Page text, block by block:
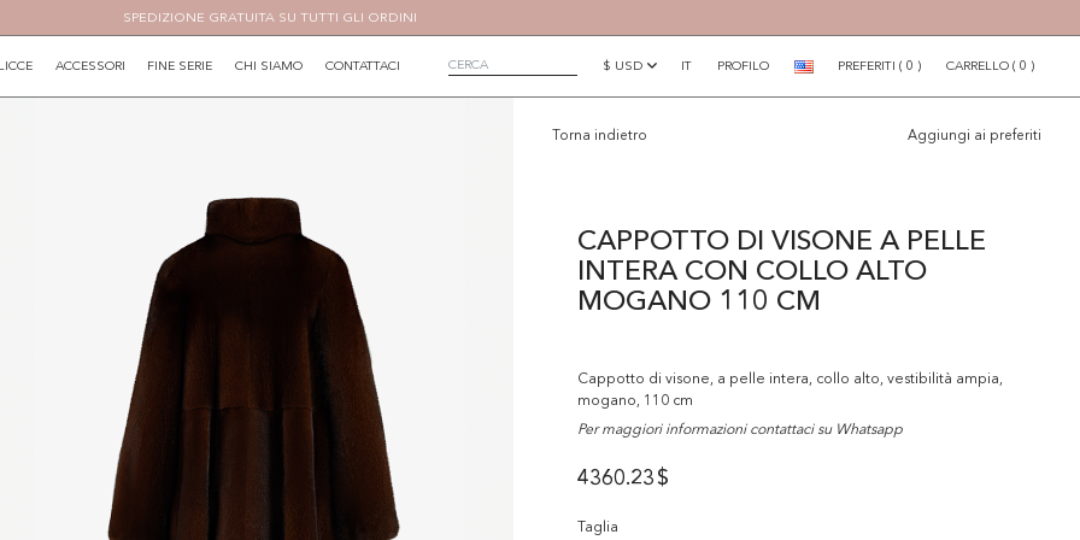
SPEDIZIONE GRATUITA SU TUTTI GLI ORDINI
ACCESSORI FINE SERIE CHI SIAMO CONTATTACI $ USD IT PROFILO PREFERITI (0 ) CARRELLO (0 )
Torna indietro Aggiungi ai preferiti
CAPPOTTO DI VISONE A PELLE
INTERA CON COLLO ALTO
MOGANO 110 CM
Cappotto di visone, a pelle intera, collo alto, vestibilità ampia,
mogano, 110 cm
Per maggiori informazioni contattaci su Whatsapp
4360.23$
Taglia